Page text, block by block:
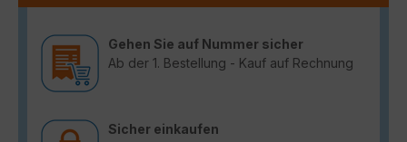
Gehen Sie auf Nummer sicher
Ab der 1. Bestellung - Kauf auf Rechnung
Sicher einkaufen